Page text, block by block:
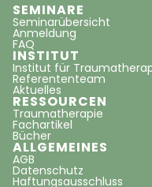
SEMINARE
Seminarübersicht
Anmeldung
FAQ
INSTITUT
Institut für
Referententeam
Aktuelles
RESSOURCEN
Traumatherapie
Fachartikel
Bücher
ALLGEMEINES
AGB
Datenschutz
Haftungsausschluss